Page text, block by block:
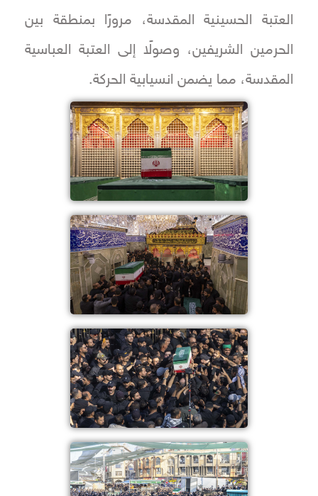
العتبة الحسينية المقدسة، مرورًا بمنطقة بين
الحرمين الشريفين، وصولًا إلى العتبة العباسية
المقدسة، مما يضمن انسيابية الحركة.